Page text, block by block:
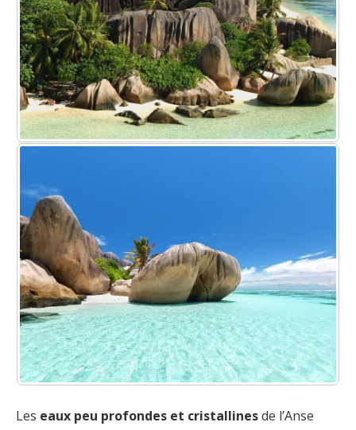
Les eaux peu profondes et cristallinesde l’Anse